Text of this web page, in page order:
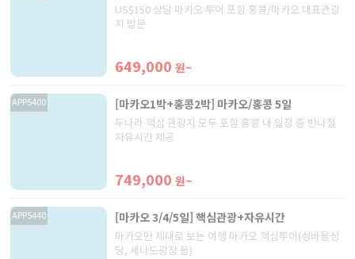
US$150 상당 마카오 투어 포함 홍콩/마카오 대표관광
지 방문
649,000 원~
APP5400 [마카오1박+홍콩2박] 마카오/홍콩 5일
두나라 핵심 관광지 모두 포함 홍콩 내 일정 중 반나절
자유시간 제공
749,000 원~
APP5440 [마카오 3/4/5일] 핵심관광+자유시간
마카오만 제대로 보는 여행 마카오 핵심투어(성바울성
당, 세나도광장 등)